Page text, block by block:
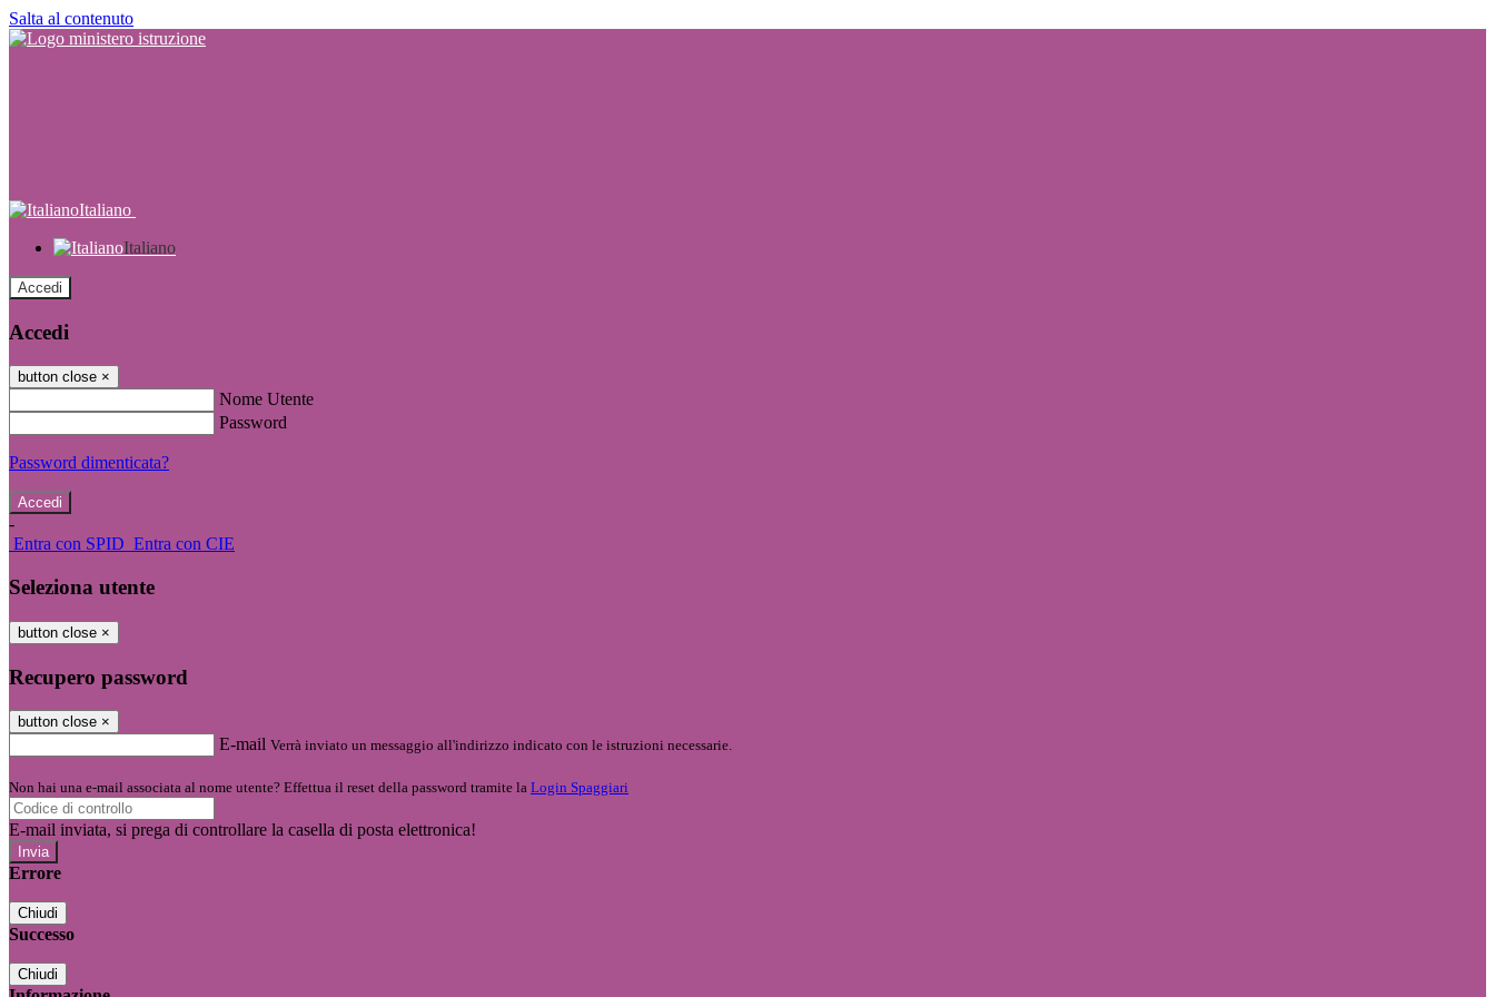
Salta al contenuto
Italiano
Italiano
Accedi
Accedi
button close ×
Nome Utente
Password
Password dimenticata?
-
Entra con SPID Entra con CIE
Seleziona utente
button close ×
Recupero password
button close ×
E-mail Verrà inviato un messaggio all'indirizzo indicato con le istruzioni necessarie.
Non hai una e-mail associata al nome utente? Effettua il reset della password tramite la Login Spaggiari
E-mail inviata, si prega di controllare la casella di posta elettronica!
Errore
Chiudi
Successo
Chiudi